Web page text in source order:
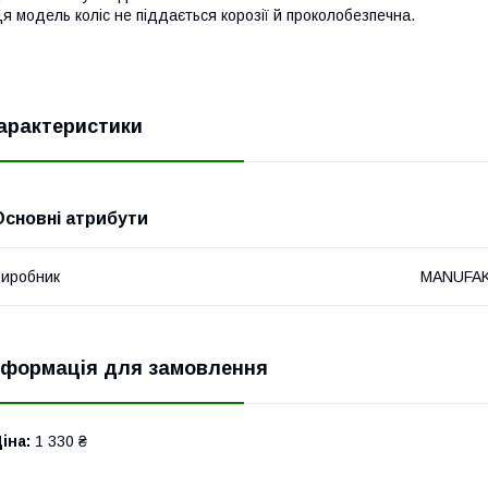
модель коліс не піддається корозії й проколобезпечна.
атрибути
для замовлення
1 330 ₴